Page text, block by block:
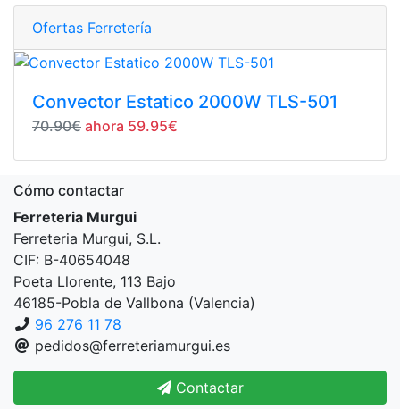
Ofertas Ferretería
Convector Estatico 2000W TLS-501
70.90€ ahora 59.95€
Cómo contactar
Ferreteria Murgui
Ferreteria Murgui, S.L.
CIF: B-40654048
Poeta Llorente, 113 Bajo
46185-Pobla de Vallbona (Valencia)
96 276 11 78
pedidos@ferreteriamurgui.es
Contactar